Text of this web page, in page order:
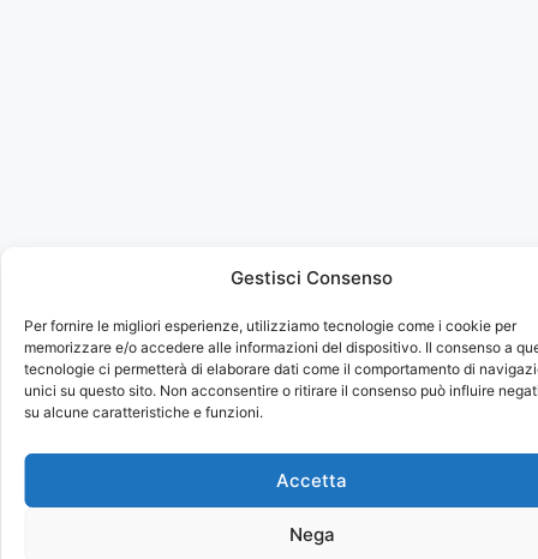
Gestisci Consenso
Per fornire le migliori esperienze, utilizziamo tecnologie come i cookie per
memorizzare e/o accedere alle informazioni del dispositivo. Il consenso a
tecnologie ci permetterà di elaborare dati come il comportamento di
unici su questo sito. Non acconsentire o ritirare il consenso può influire
su alcune caratteristiche e funzioni.
Accetta
Nega